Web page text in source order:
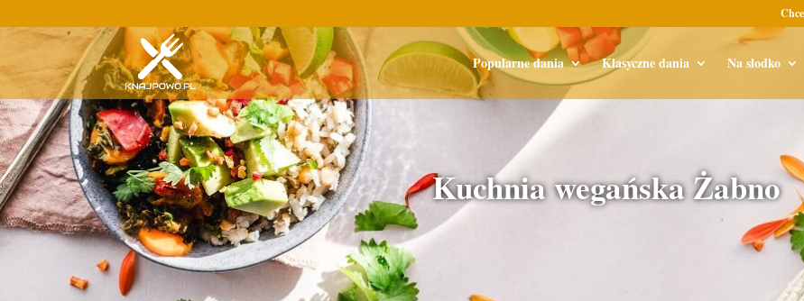
Popularne dania Klasyczne dania Na słodko
Kuchnia wegańska Żabno